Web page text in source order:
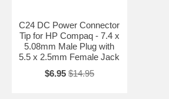
may not match with the original drives.
C24 DC Power Connector
Tip for HP Compaq - 7.4 x
5.08mm Male Plug with
5.5 x 2.5mm Female Jack
$6.95 $14.95